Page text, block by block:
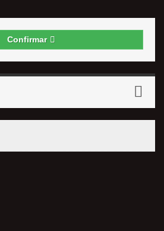
Confirmar